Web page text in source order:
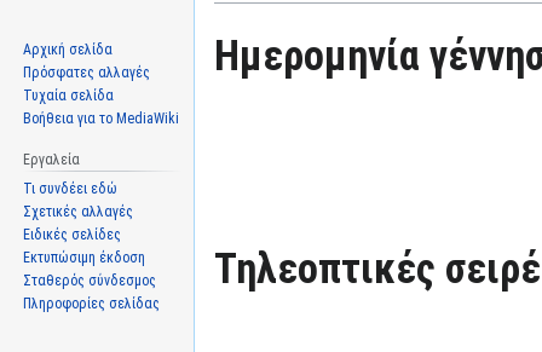
Μετάβαση
στην
Πήδηση
στην
Ημερομηνία
Τηλεοπτικές
Αρχική σελίδα
Πρόσφατες αλλαγές
Τυχαία σελίδα
Βοήθεια για το MediaWiki
Εργαλεία
Τι συνδέει εδώ
Σχετικές αλλαγές
Ειδικές σελίδες
Εκτυπώσιμη έκδοση
Σταθερός σύνδεσμος
Πληροφορίες σελίδας